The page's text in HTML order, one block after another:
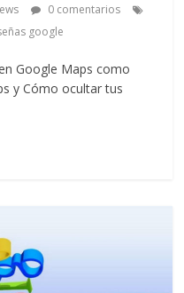
0 comentarios
google
Google Maps como
y Cómo ocultar tus